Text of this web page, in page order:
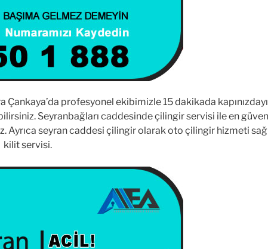
Çankaya’da profesyonel ekibimizle 15 dakikada
Seyranbağları caddesinde çilingir servisi ile en
Ayrıca seyran caddesi çilingir olarak oto çilingir hizmeti
kilit servisi.